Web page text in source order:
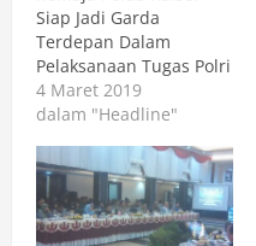
Siap Jadi Garda
Terdepan Dalam
Pelaksanaan Tugas Polri
4 Maret 2019
dalam "Headline"